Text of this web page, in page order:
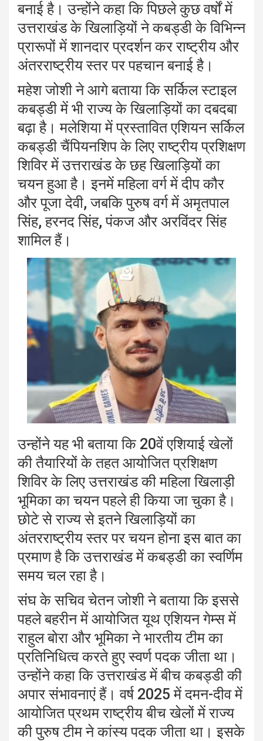
बनाई है। उन्होंने कहा कि पिछले कुछ वर्षों में
उत्तराखंड के खिलाड़ियों ने कबड्डी के विभिन्न
प्रारूपों में शानदार प्रदर्शन कर राष्ट्रीय और
अंतरराष्ट्रीय स्तर पर पहचान बनाई है।
महेश जोशी ने आगे बताया कि सर्किल स्टाइल
कबड्डी में भी राज्य के खिलाड़ियों का दबदबा
बढ़ा है। मलेशिया में प्रस्तावित एशियन सर्किल
कबड्डी चैंपियनशिप के लिए राष्ट्रीय प्रशिक्षण
शिविर में उत्तराखंड के छह खिलाड़ियों का
चयन हुआ है। इनमें महिला वर्ग में दीप कौर
और पूजा देवी, जबकि पुरुष वर्ग में अमृतपाल
सिंह, हरनद सिंह, पंकज और अरविंदर सिंह
शामिल हैं।
उन्होंने यह भी बताया कि 20वें एशियाई खेलों
की तैयारियों के तहत आयोजित प्रशिक्षण
शिविर के लिए उत्तराखंड की महिला खिलाड़ी
भूमिका का चयन पहले ही किया जा चुका है।
छोटे से राज्य से इतने खिलाड़ियों का
अंतरराष्ट्रीय स्तर पर चयन होना इस बात का
प्रमाण है कि उत्तराखंड में कबड्डी का स्वर्णिम
समय चल रहा है।
संघ के सचिव चेतन जोशी ने बताया कि इससे
पहले बहरीन में आयोजित यूथ एशियन गेम्स में
राहुल बोरा और भूमिका ने भारतीय टीम का
प्रतिनिधित्व करते हुए स्वर्ण पदक जीता था।
उन्होंने कहा कि उत्तराखंड में बीच कबड्डी की
अपार संभावनाएं हैं। वर्ष 2025 में दमन-दीव में
आयोजित प्रथम राष्ट्रीय बीच खेलों में राज्य
की पुरुष टीम ने कांस्य पदक जीता था। इसके